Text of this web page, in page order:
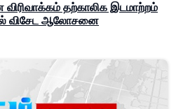
தற்காலிக இடமாற்றம்
விசேட ஆலோசனை